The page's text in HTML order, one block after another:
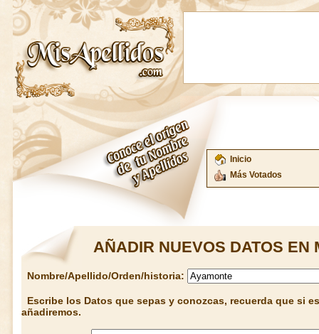
Inicio
Más Votados
AÑADIR NUEVOS DATOS EN
Nombre/Apellido/Orden/historia:
Escribe los Datos que sepas y conozcas, recuerda que si
añadiremos.